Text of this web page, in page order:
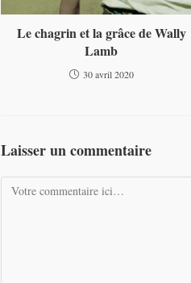
Le chagrin et la grâce de Wally
Lamb
30 avril 2020
Laisser un commentaire
Comment